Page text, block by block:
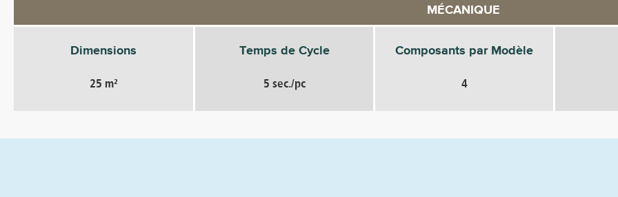
MÉCANIQUE
Dimensions
25 m²
Temps de Cycle
5 sec./pc
Composants par Modèle
4